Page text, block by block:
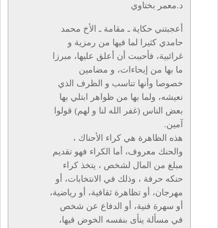
د.معمر بختاوي
أعجبتني حكاية ـ مقامة ـ الأخ محمد
حامدي كثيرا لما فيها من رمزية و
غرائبية، فأحببت أن أعلق عليها، مبرزا
ما بها من إيحاءات، و مضامين
خصوصا وأنها تناسب و الظرف الذي
نعيشه، ولما بها من ظواهر ابتلي بها
بعض الناس (غفر الله لنا و لهم) قولوا
آمين.
هذه الظاهرة هي كراء الأحناك ،
والحنك معروف، أما الكراء فهو تقديم
مبلغ من المال لشخص ، يتخذ كراء
حنكه حرفة ، وذلك في الانتخابات، أو
مهرجان، أو تظاهرة ثقافية، أو رياضية،
أو سهرة فنية، أو الدفاع عن شخص
في مسألة ينأى بنفسه الخوض فيها،